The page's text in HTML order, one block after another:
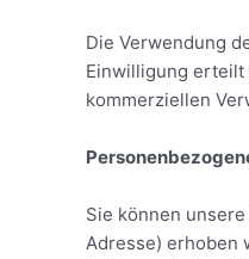
Die Verwendung
Einwilligung erteilt
kommerziellen
Sie können
Adresse) erhoben